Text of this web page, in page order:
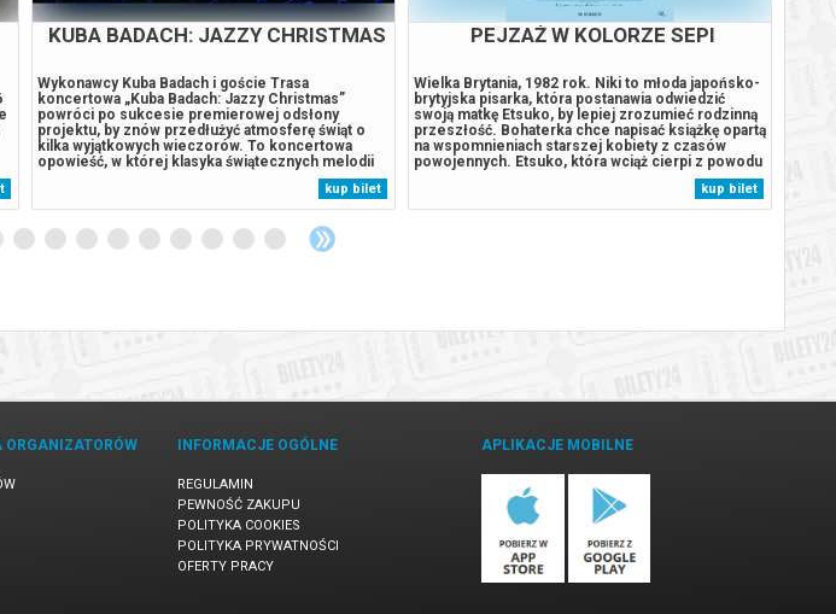
KUBA BADACH: JAZZY CHRISTMAS
Wykonawcy Kuba Badach i goście Trasa
koncertowa „Kuba Badach: Jazzy Christmas”
powróci po sukcesie premierowej odsłony
projektu, by znów przedłużyć atmosferę świąt o
kilka wyjątkowych wieczorów. To koncertowa
opowieść, w której klasyka świątecznych melodii
spotyka się z jazzową elegancją. W sezonie
2026/2027 projekt ponownie odwiedzi sześć
miast: Warszawę, Katowice, Kraków, Gdynię,
Poznań i Wrocław....
kup bilet
PEJZAŻ W KOLORZE SEPI
Wielka Brytania, 1982 rok. Niki to młoda japońsko-
brytyjska pisarka, która postanawia odwiedzić
swoją matkę Etsuko, by lepiej zrozumieć rodzinną
przeszłość. Bohaterka chce napisać książkę opartą
na wspomnieniach starszej kobiety z czasów
powojennych. Etsuko, która wciąż cierpi z powodu
samobójstwa starszej z córek, zaczyna kreślić
przed Niki obraz odbudowującego się Nagasaki z
1952 roku. Ważną częścią...
kup bilet
ORGANIZATORÓW INFORMACJE OGÓLNE
REGULAMIN
PEWNOŚĆ ZAKUPU
POLITYKA COOKIES
POLITYKA PRYWATNOŚCI
OFERTY PRACY
APLIKACJE MOBILNE